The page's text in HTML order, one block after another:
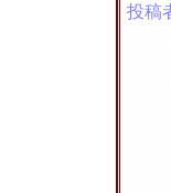
投稿